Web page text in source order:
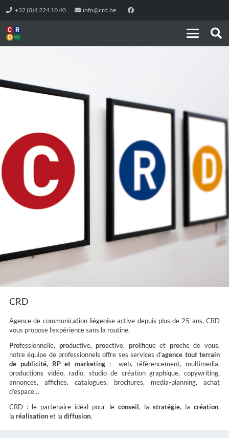
+32 (0)4 224 10 40 info@crd.be
CRD
Agence de communication liégeoise active depuis plus de 25 ans, CRD
vous propose l’expérience sans la routine.
Professionnelle, productive,proactive, prolifique et proche de vous,
notre équipe de professionnels offre ses services d’agence tout terrain
de publicité, RP et marketing : web, référencement, multimedia,
productions vidéo, radio, studio de création graphique, copywriting,
annonces, affiches, catalogues, brochures, media-planning, achat
d’espace…
CRD : le partenaire idéal pour le conseil, la stratégie, lacréation,
la réalisationet la diffusion.